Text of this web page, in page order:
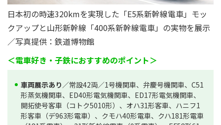
日本初の時速320kmを実現した「E5系新幹線電車」モッ
クアップと山形新幹線「400系新幹線電車」の実物を展示
／写真提供：鉄道博物館
＜電車好き・子鉄におすすめのポイント＞
車両展示あり ／常設42両／1号機関車、弁慶号機関車、C51
形蒸気機関車、ED40形電気機関車、ED17形電気機関車、
開拓使号客車（コトク5010形）、オハ31形客車、ハニフ1
形客車（デ963形電車）、クモハ40形電車、クハ181形電車